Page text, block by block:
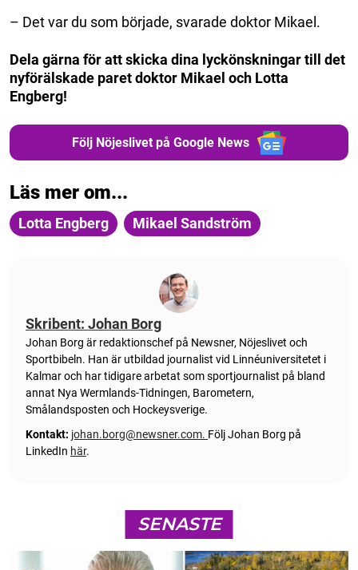
– Det var du som började, svarade doktor Mikael.
Dela gärna för att skicka dina lyckönskningar till det
nyförälskade paret doktor Mikael och Lotta
Engberg!
Följ Nöjeslivet på Google News
Läs mer om...
Lotta Engberg Mikael Sandström
Skribent: Johan Borg
Johan Borg är redaktionschef på Newsner, Nöjeslivet och
Sportbibeln. Han är utbildad journalist vid Linnéuniversitetet i
Kalmar och har tidigare arbetat som sportjournalist på bland
annat Nya Wermlands-Tidningen, Barometern,
Smålandsposten och Hockeysverige.
Kontakt: johan.borg@newsner.com. Följ Johan Borg på
LinkedIn här.
SENASTE